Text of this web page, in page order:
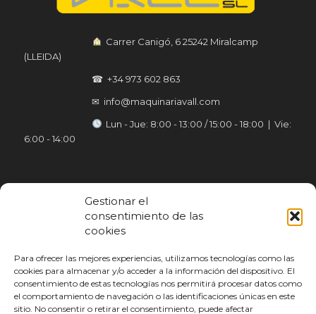
Gestionar el
consentimiento de las
cookies
Para ofrecer las mejores experiencias, utilizamos tecnologías como las
cookies para almacenar y/o acceder a la información del dispositivo. El
consentimiento de estas tecnologías nos permitirá procesar datos como
el comportamiento de navegación o las identificaciones únicas en este
sitio. No consentir o retirar el consentimiento, puede afectar
︎ Carrer Canigó, 6 25242 Miralcamp
(LLEIDA)
☎ +34 973 602 863
✉ info@maquinariavall.com
︎ Lun - Jue: 8:00 - 13:00 / 15:00 - 18:00 | Vie:
6:00 - 14:00